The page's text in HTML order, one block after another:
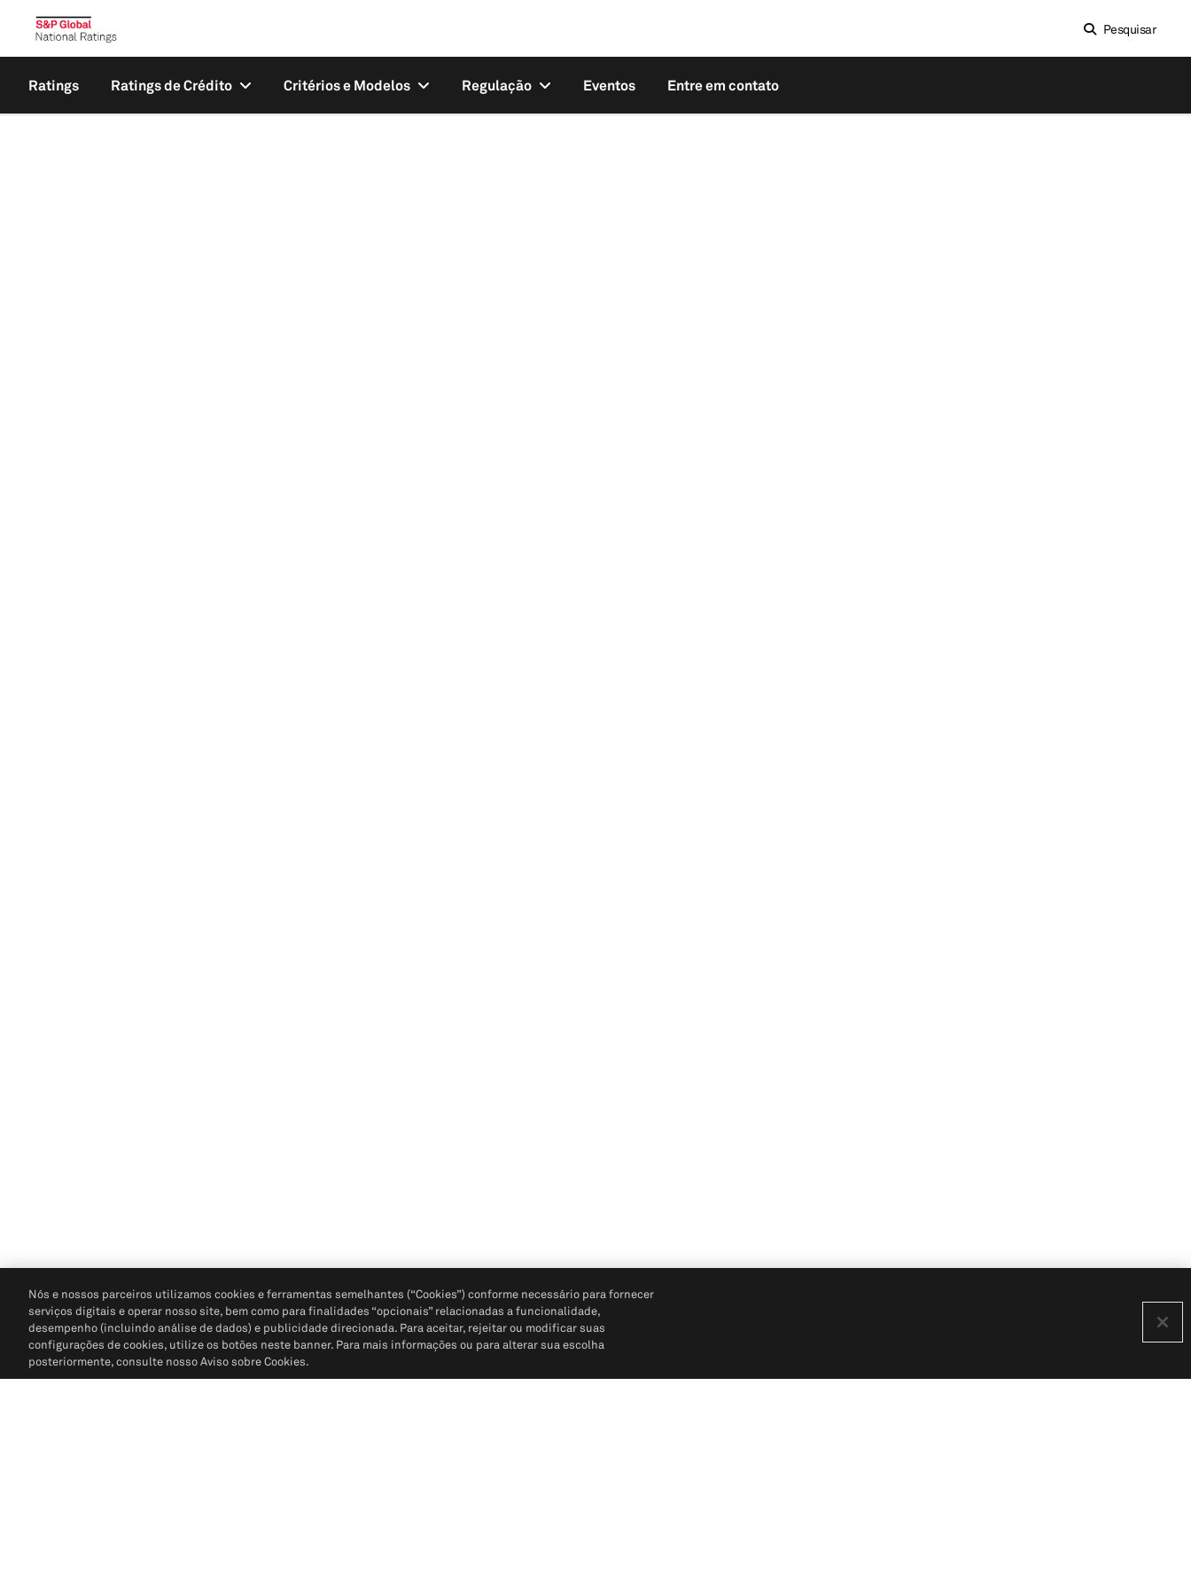
Pesquisar
Ratings Ratings de Crédito Critérios e Modelos Regulação Eventos Entre em contato
Nós e nossos parceiros utilizamos cookies e ferramentas semelhantes (“Cookies”) conforme necessário para fornecer
serviços digitais e operar nosso site, bem como para finalidades “opcionais” relacionadas a funcionalidade,
desempenho (incluindo análise de dados) e publicidade direcionada. Para aceitar, rejeitar ou modificar suas
configurações de cookies, utilize os botões neste banner. Para mais informações ou para alterar sua escolha
posteriormente, consulte nosso Aviso sobre Cookies.